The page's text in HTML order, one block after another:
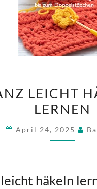
LEICHT
HÄKELN
LEICHT
LERNEN
April 24, 2025
häkeln